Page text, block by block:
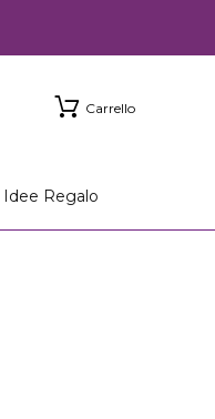
Carrello
Idee Regalo